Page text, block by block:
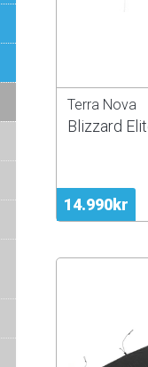
14.990kr
Terra Nova
Blizzard